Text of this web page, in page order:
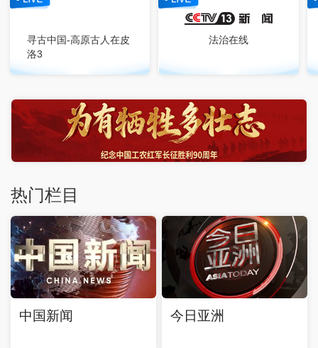
寻古中国-高原古人在皮
洛3
法治在线
热门栏目
中国新闻 今日亚洲